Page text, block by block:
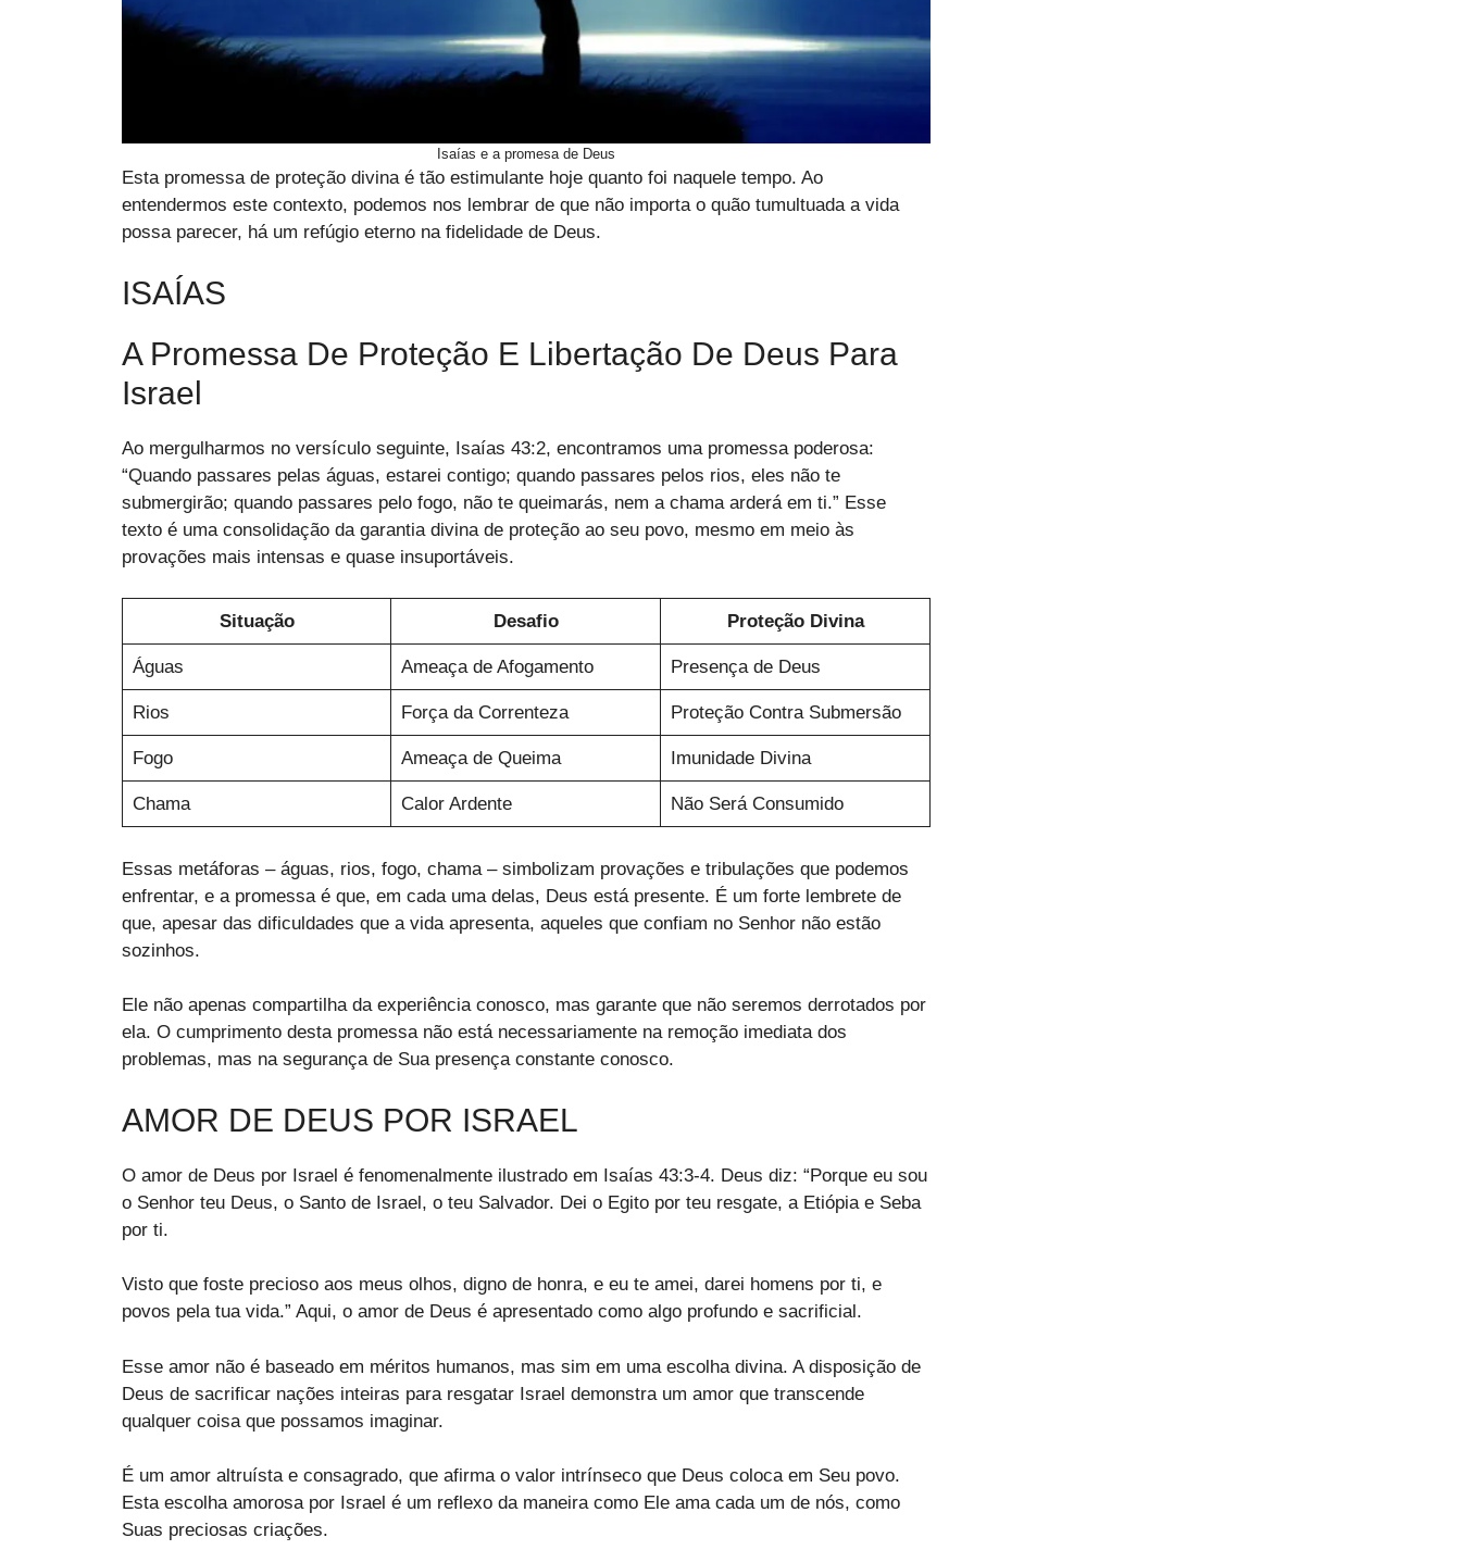
Isaías e a promesa de Deus
Esta promessa de proteção divina é tão estimulante hoje quanto foi naquele tempo. Ao
entendermos este contexto, podemos nos lembrar de que não importa o quão tumultuada a vida
possa parecer, há um refúgio eterno na fidelidade de Deus.
ISAÍAS
A Promessa De Proteção E Libertação De Deus Para
Israel
Ao mergulharmos no versículo seguinte, Isaías 43:2, encontramos uma promessa poderosa:
“Quando passares pelas águas, estarei contigo; quando passares pelos rios, eles não te
submergirão; quando passares pelo fogo, não te queimarás, nem a chama arderá em ti.” Esse
texto é uma consolidação da garantia divina de proteção ao seu povo, mesmo em meio às
provações mais intensas e quase insuportáveis.
Situação Desafio Proteção Divina
Águas Ameaça de Afogamento Presença de Deus
Rios Força da Correnteza Proteção Contra Submersão
Fogo Ameaça de Queima Imunidade Divina
Chama Calor Ardente Não Será Consumido
Essas metáforas – águas, rios, fogo, chama – simbolizam provações e tribulações que podemos
enfrentar, e a promessa é que, em cada uma delas, Deus está presente. É um forte lembrete de
que, apesar das dificuldades que a vida apresenta, aqueles que confiam no Senhor não estão
sozinhos.
Ele não apenas compartilha da experiência conosco, mas garante que não seremos derrotados por
ela. O cumprimento desta promessa não está necessariamente na remoção imediata dos
problemas, mas na segurança de Sua presença constante conosco.
AMOR DE DEUS POR ISRAEL
O amor de Deus por Israel é fenomenalmente ilustrado em Isaías 43:3-4. Deus diz: “Porque eu sou
o Senhor teu Deus, o Santo de Israel, o teu Salvador. Dei o Egito por teu resgate, a Etiópia e Seba
por ti.
Visto que foste precioso aos meus olhos, digno de honra, e eu te amei, darei homens por ti, e
povos pela tua vida.” Aqui, o amor de Deus é apresentado como algo profundo e sacrificial.
Esse amor não é baseado em méritos humanos, mas sim em uma escolha divina. A disposição de
Deus de sacrificar nações inteiras para resgatar Israel demonstra um amor que transcende
qualquer coisa que possamos imaginar.
É um amor altruísta e consagrado, que afirma o valor intrínseco que Deus coloca em Seu povo.
Esta escolha amorosa por Israel é um reflexo da maneira como Ele ama cada um de nós, como
Suas preciosas criações.